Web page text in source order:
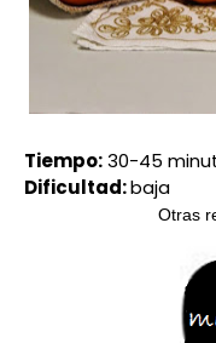
Tiempo:30-45
Dificultad:baja
Otras